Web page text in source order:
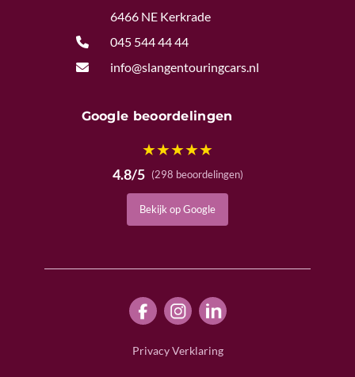
6466 NE Kerkrade

045 544 44 44

info@slangentouringcars.nl
Google beoordelingen
★★★★★
4.8/5 (298 beoordelingen)
Bekijk op Google
Privacy Verklaring